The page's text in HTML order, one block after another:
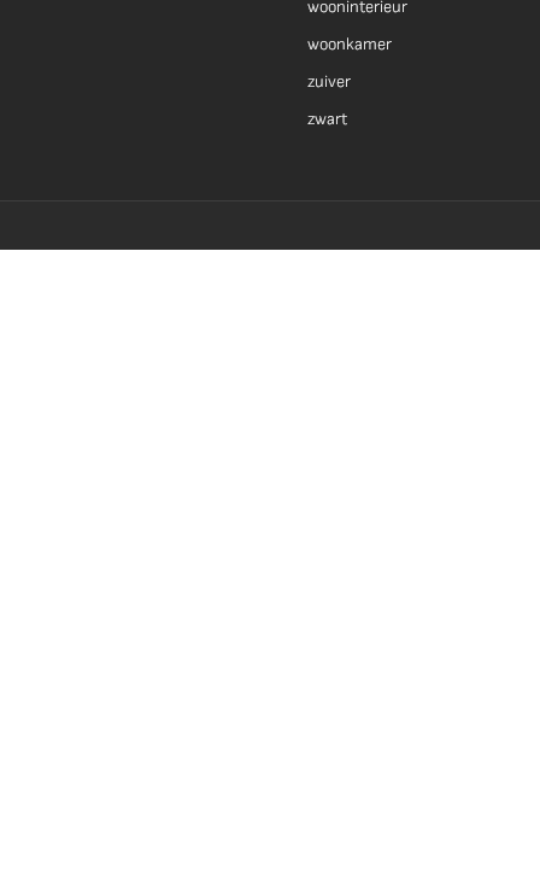
wooninterieur
woonkamer
zuiver
zwart